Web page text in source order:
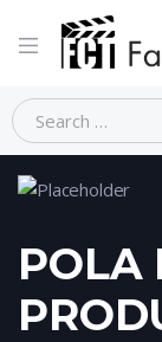
Home Person
POLA